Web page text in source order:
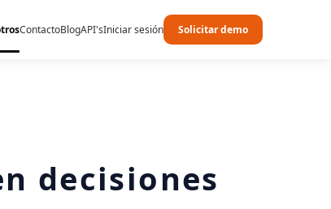
ContactoBlogAPI'sIniciar sesión Solicitar demo
decisiones